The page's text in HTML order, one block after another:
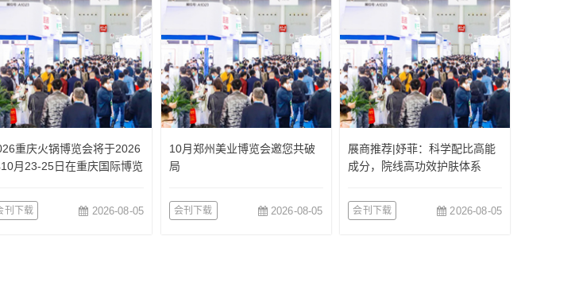
重庆火锅博览会将于2026
月23-25日在重庆国际博览
刊下载 2026-08-05
10月郑州美业博览会邀您共破
局
会刊下载 2026-08-05
展商推荐|妤菲：科学配比高能
成分，院线高功效护肤体系
会刊下载 2026-08-05